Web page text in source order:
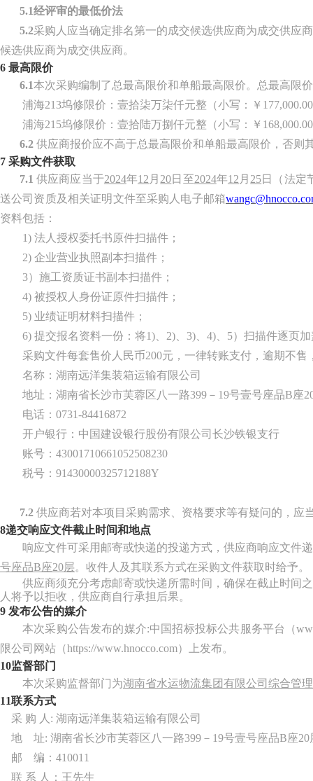
5.1经评审的最低价法
5.2采购人应当确定排名第一的成交候选供应商为成交供应
候选供应商为成交供应商。
6 最高限价
6.1本次采购编制了总最高限价和单船最高限价。总最高限
浦海213坞修限价：壹拾柒万柒仟元整（小写：￥
浦海215坞修限价：壹拾陆万捌仟元整（小写：￥
6.2 供应商报价应不高于总最高限价和单船最高限价，否则
7 采购文件获取
7.1供应商应当于2024年12 月 20日 至2024年12 月 25日 （法定
送公司资质及相关证明文件至采购人电子邮箱
资料包括 ：
1) 法人授权委托书原件扫描件；
2) 企业营业执照副本扫描件；
3）施工资质证书副本扫描件；
4) 被授权人身份证原件扫描件；
5) 业绩证明材料扫描件；
6) 提交报名资料一份：将1)、2)、3)、4)、5）扫描件逐页
采购文件每套售价人民币200元，一律转账支付，逾期不
名称： 湖南远洋集装箱运输有限公司
地址： 湖南省长沙市芙蓉区八一路399－19号壹号座品B座
电话： 0731-84416872
开户银行： 中国建设银行股份有限公司长沙铁银支行
账号： 43001710661052508230
税号： 91430000325712188Y
7.2 供应商若对本项目采购需求、资格要求等有疑问的，应
8递交响应文件截止时间和地点
响应文件可采用邮寄或快递的投递方式，供应商响应文件
号座品B座20层。收件人及其联系方式在采购文件获取时给予。
供应商须充分考虑邮寄或快递所需时间，确保在截止时间
人将予以拒收，供应商自行承担后果。
9 发布公告的媒介
本次采购公告发布的媒介:中国招标投标公共服务平台（
限公司网站（https://www.hnocco.com）上发布。
10监督部门
本次采购监督部门为湖南省水运物流集团有限公司综合管
11联系方式
采 购 人 : 湖南远洋集装箱运输有限公司
地
址: 湖南省长沙市芙蓉区八一路399－19号壹号座品B座20
邮
编： 410011
联 系 人：王先生